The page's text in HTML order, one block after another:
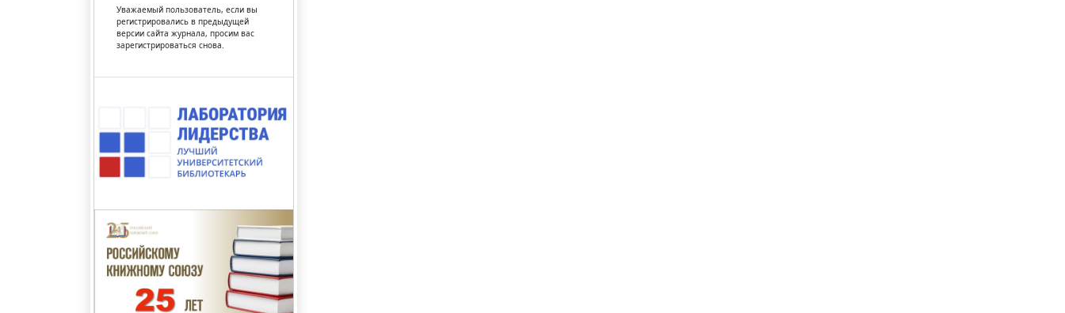
Уважаемый пользователь, если вы
регистрировались в предыдущей
версии сайта журнала, просим вас
зарегистрироваться снова.